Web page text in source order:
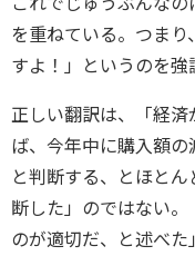
を重ねている。つま
すよ！」というのを強
正しい翻訳は、「経
ば、今年中に購入額
と判断する、とほと
断した」のではない
のが適切だ、と述べ